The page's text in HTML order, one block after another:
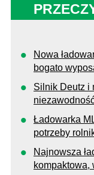
Nowa
bogato
Silnik Deutz i
Ładowarka
potrzeby
Najnowsza
kompaktowa,